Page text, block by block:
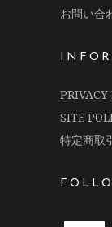
お問い合
PRIVACY
SITE
特定商取